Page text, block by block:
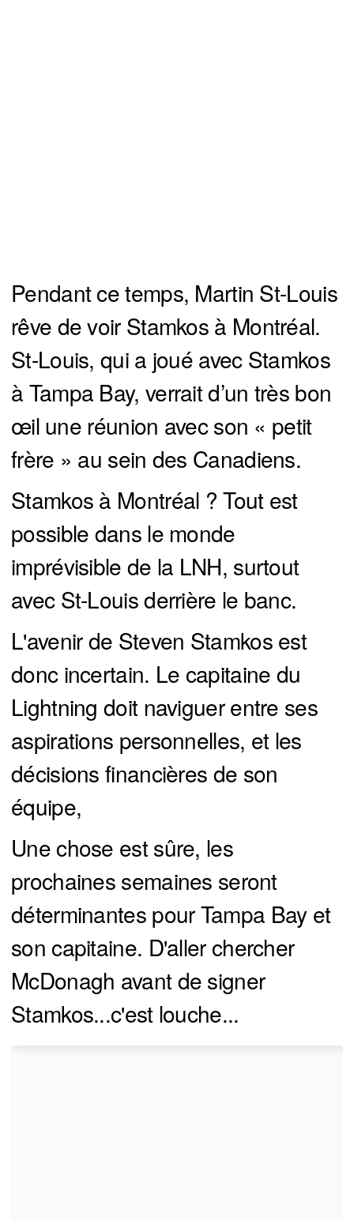
Pendant ce temps, Martin St-Louis
rêve de voir Stamkos à Montréal.
St-Louis, qui a joué avec Stamkos
à Tampa Bay, verrait d’un très bon
œil une réunion avec son « petit
frère » au sein des Canadiens.
Stamkos à Montréal ? Tout est
possible dans le monde
imprévisible de la LNH, surtout
avec St-Louis derrière le banc.
L'avenir de Steven Stamkos est
donc incertain. Le capitaine du
Lightning doit naviguer entre ses
aspirations personnelles, et les
décisions financières de son
équipe,
Une chose est sûre, les
prochaines semaines seront
déterminantes pour Tampa Bay et
son capitaine. D'aller chercher
McDonagh avant de signer
Stamkos...c'est louche...